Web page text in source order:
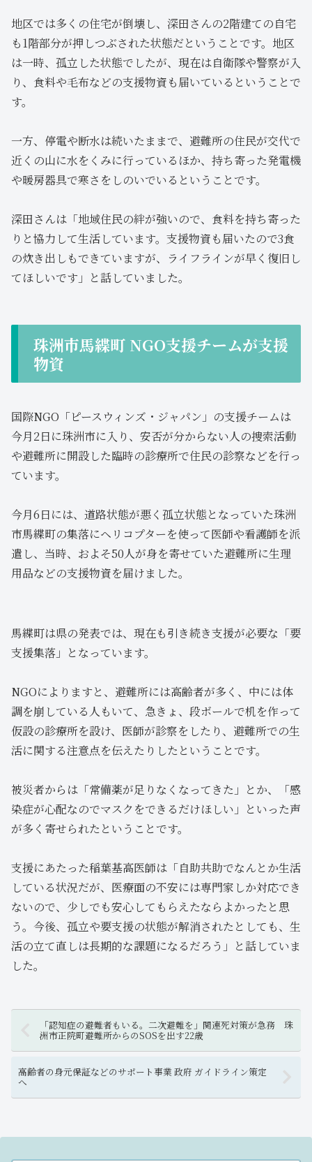
地区では多くの住宅が倒壊し、深田さんの2階建ての自宅
も1階部分が押しつぶされた状態だということです。地区
は一時、孤立した状態でしたが、現在は自衛隊や警察が入
り、食料や毛布などの支援物資も届いているということで
す。
一方、停電や断水は続いたままで、避難所の住民が交代で
近くの山に水をくみに行っているほか、持ち寄った発電機
や暖房器具で寒さをしのいでいるということです。
深田さんは「地域住民の絆が強いので、食料を持ち寄った
りと協力して生活しています。支援物資も届いたので3食
の炊き出しもできていますが、ライフラインが早く復旧し
てほしいです」と話していました。
珠洲市馬緤町 NGO支援チームが支援
物資
国際NGO「ピースウィンズ・ジャパン」の支援チームは
今月2日に珠洲市に入り、安否が分からない人の捜索活動
や避難所に開設した臨時の診療所で住民の診察などを行っ
ています。
今月6日には、道路状態が悪く孤立状態となっていた珠洲
市馬緤町の集落にヘリコプターを使って医師や看護師を派
遣し、当時、およそ50人が身を寄せていた避難所に生理
用品などの支援物資を届けました。
馬緤町は県の発表では、現在も引き続き支援が必要な「要
支援集落」となっています。
NGOによりますと、避難所には高齢者が多く、中には体
調を崩している人もいて、急きょ、段ボールで机を作って
仮設の診療所を設け、医師が診察をしたり、避難所での生
活に関する注意点を伝えたりしたということです。
被災者からは「常備薬が足りなくなってきた」とか、「感
染症が心配なのでマスクをできるだけほしい」といった声
が多く寄せられたということです。
支援にあたった稲葉基高医師は「自助共助でなんとか生活
している状況だが、医療面の不安には専門家しか対応でき
ないので、少しでも安心してもらえたならよかったと思
う。今後、孤立や要支援の状態が解消されたとしても、生
活の立て直しは長期的な課題になるだろう」と話していま
した。
「認知症の避難者もいる。二次避難を」関連死対策が急務 珠
洲市正院町避難所からのSOSを出す22歳
高齢者の身元保証などのサポート事業 政府 ガイドライン策定
へ